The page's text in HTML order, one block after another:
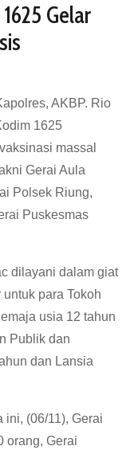
Gelar
AKBP. Rio
1625
massal
Gerai Aula
Polsek Riung,
Puskesmas
dilayani dalam giat
para Tokoh
usia 12 tahun
Publik dan
dan Lansia
ini, (06/11), Gerai
orang, Gerai